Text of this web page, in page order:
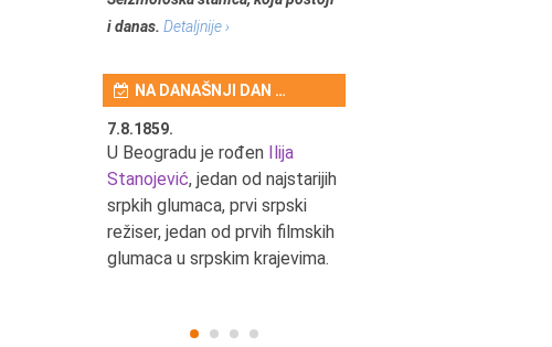
i danas. Detaljnije ›
NA DANAŠNJI DAN …
7.8.1859.
U Beogradu je rođen Ilija
Stanojević, jedan od najstarijih
srpkih glumaca, prvi srpski
režiser, jedan od prvih filmskih
glumaca u srpskim krajevima.